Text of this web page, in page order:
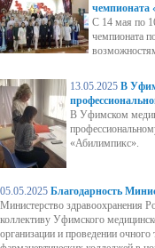
чемпионата
С 14 мая по
чемпионата
13.05.2025 В
В Уфимском
«Абилимпикс».
05.05.2025 Благодарность
Министерство здравоохранения
коллективу Уфимского
организации и проведении